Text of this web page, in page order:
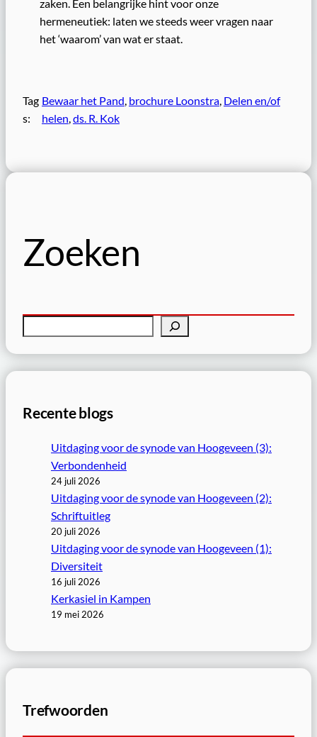
zaken. Een belangrijke hint voor onze
hermeneutiek: laten we steeds weer vragen naar
het ‘waarom’ van wat er staat.
Tag
s:
Bewaar het Pand brochure Loonstra, Delen en/of
helen ds. R. Kok
Zoeken
o
n
Recente blogs
Uitdaging voor de synode van Hoogeveen (3):
Verbondenheid
24 juli 2026
Uitdaging voor de synode van Hoogeveen (2):
Schriftuitleg
20 juli 2026
Uitdaging voor de synode van Hoogeveen (1):
Diversiteit
16 juli 2026
Kerkasiel in Kampen
19 mei 2026
Trefwoorden